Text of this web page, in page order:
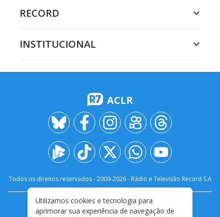
RECORD
INSTITUCIONAL
ACLR
Todos os direitos reservados - 2009-2026- Rádio e Televisão Record S.A
FALE CONOSCO
PRIVACIDADE
Utilizamos cookies e tecnologia para
aprimorar sua experiência de navegação de